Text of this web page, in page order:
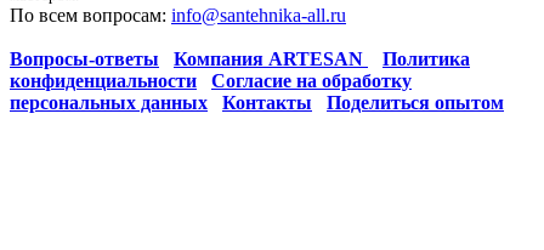
По всем вопросам: info@santehnika-all.ru
Вопросы-ответы Компания ARTESAN
Политика
конфиденциальности
Согласие на обработку
персональных данных
Контакты Поделиться опытом